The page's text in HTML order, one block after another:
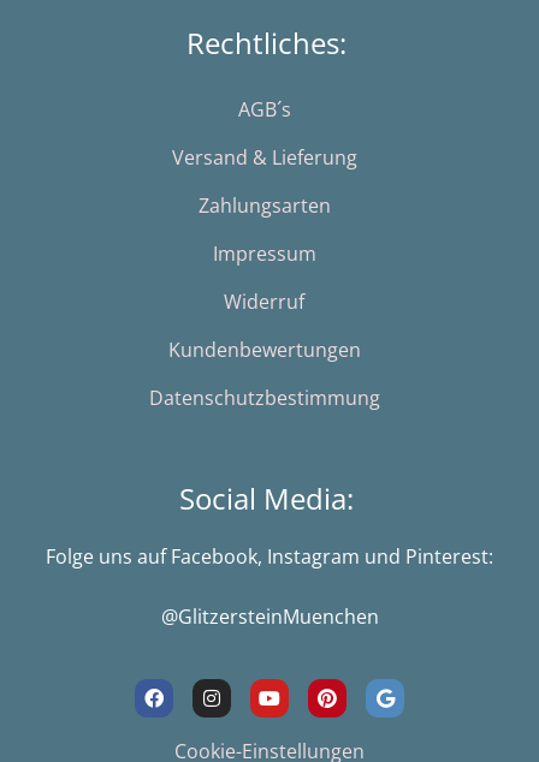
Rechtliches:
AGB´s
Versand & Lieferung
Zahlungsarten
Impressum
Widerruf
Kundenbewertungen
Datenschutzbestimmung
Social Media:
Folge uns auf Facebook, Instagram und Pinterest:
@GlitzersteinMuenchen
F
a
c
I
n
s
t
Y
o
u
t
P
i
n
t
G
o
o
Cookie-Einstellungen